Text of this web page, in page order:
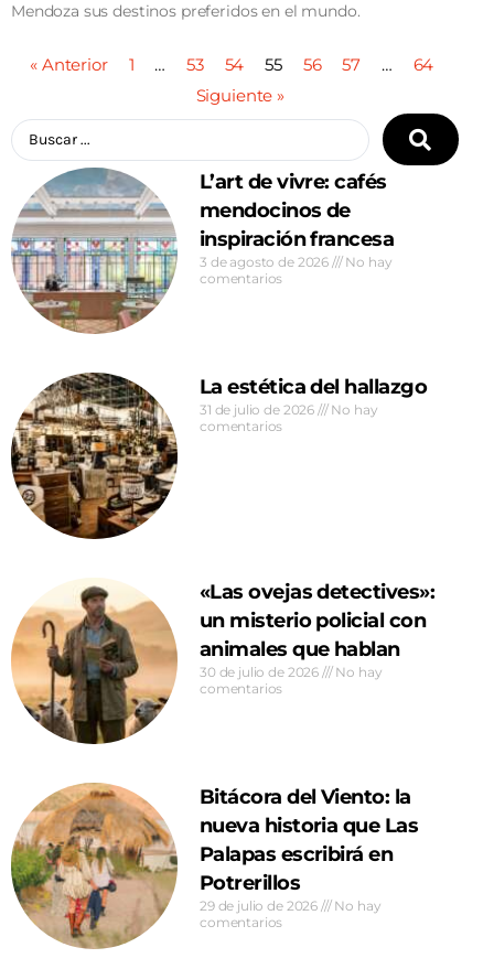
Mendoza sus destinos preferidos en el mundo.
« Anterior 1 … 53 54 55 56 57 …
64
Siguiente »
L’art de vivre: cafés
mendocinos de
inspiración francesa
3 de agosto de 2026
No hay
comentarios
La estética del hallazgo
31 de julio de 2026
No hay
comentarios
«Las ovejas detectives»:
un misterio policial con
animales que hablan
30 de julio de 2026
No hay
comentarios
Bitácora del Viento: la
nueva historia que Las
Palapas escribirá en
Potrerillos
29 de julio de 2026
No hay
comentarios